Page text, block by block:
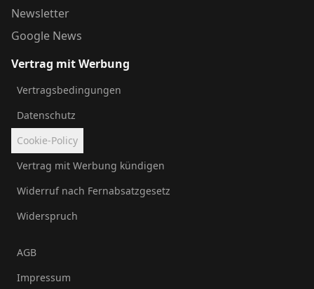
Newsletter
Google News
Vertrag mit Werbung
Vertragsbedingungen
Datenschutz
Cookie-Policy
Vertrag mit Werbung kündigen
Widerruf nach Fernabsatzgesetz
Widerspruch
AGB
Impressum